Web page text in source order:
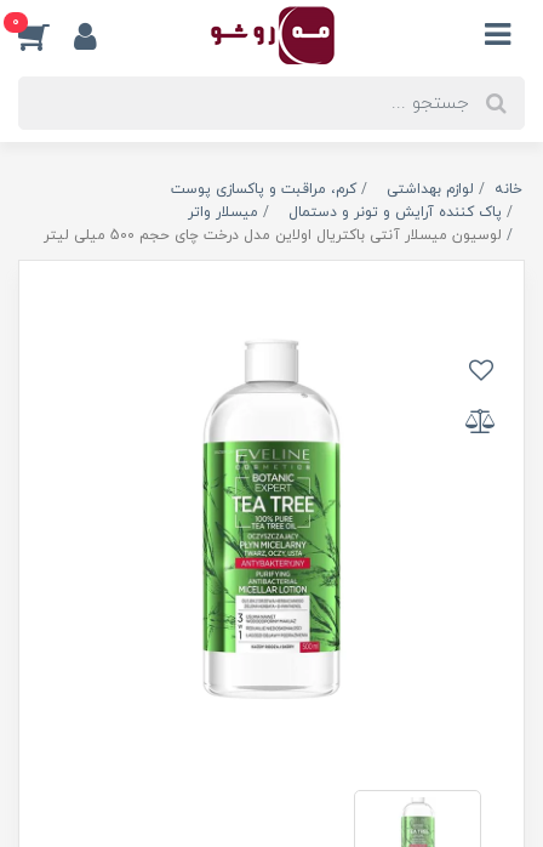
0
خانه لوازم بهداشتی
کرم، مراقبت و پاکسازی پوست
پاک کننده آرایش و تونر و دستمال
میسلار واتر
لوسیون میسلار آنتی باکتریال اولاین مدل درخت چای حجم 500 میلی لیتر